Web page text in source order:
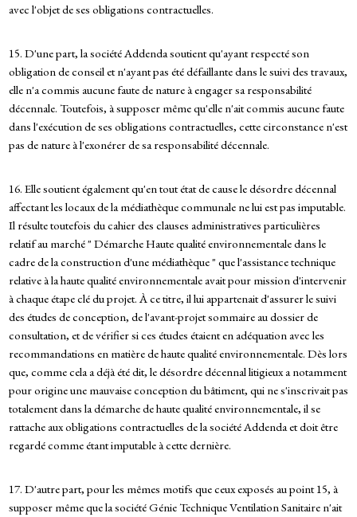
avec l'objet de ses obligations contractuelles.
15. D'une part, la société Addenda soutient qu'ayant respecté son
obligation de conseil et n'ayant pas été défaillante dans le suivi des travaux,
elle n'a commis aucune faute de nature à engager sa responsabilité
décennale. Toutefois, à supposer même qu'elle n'ait commis aucune faute
dans l'exécution de ses obligations contractuelles, cette circonstance n'est
pas de nature à l'exonérer de sa responsabilité décennale.
16. Elle soutient également qu'en tout état de cause le désordre décennal
affectant les locaux de la médiathèque communale ne lui est pas imputable.
Il résulte toutefois du cahier des clauses administratives particulières
relatif au marché " Démarche Haute qualité environnementale dans le
cadre de la construction d'une médiathèque " que l'assistance technique
relative à la haute qualité environnementale avait pour mission d'intervenir
à chaque étape clé du projet. À ce titre, il lui appartenait d'assurer le suivi
des études de conception, de l'avant-projet sommaire au dossier de
consultation, et de vérifier si ces études étaient en adéquation avec les
recommandations en matière de haute qualité environnementale. Dès lors
que, comme cela a déjà été dit, le désordre décennal litigieux a notamment
pour origine une mauvaise conception du bâtiment, qui ne s'inscrivait pas
totalement dans la démarche de haute qualité environnementale, il se
rattache aux obligations contractuelles de la société Addenda et doit être
regardé comme étant imputable à cette dernière.
17. D'autre part, pour les mêmes motifs que ceux exposés au point 15, à
supposer même que la société Génie Technique Ventilation Sanitaire n'ait